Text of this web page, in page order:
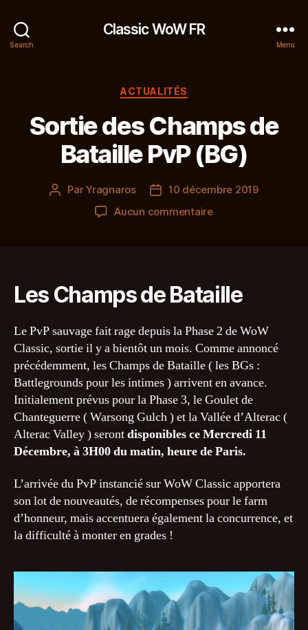
Search
Classic WoW FR
Menu
Catégories
ACTUALITÉS
Sortie des Champs de
Bataille PvP (BG)
Auteur
ParYragnaros
Date10 décembre 2019
Aucun commentairesur
Bataille
PvP
Les Champs de Bataille
Le PvP sauvage fait rage depuis la Phase 2 de WoW
Classic, sortie il y a bientôt un mois. Comme annoncé
précédemment, les Champs de Bataille ( les BGs :
Battlegrounds pour les intimes ) arrivent en avance.
Initialement prévus pour la Phase 3, le Goulet de
Chanteguerre ( Warsong Gulch ) et la Vallée d’Alterac (
Alterac Valley ) serontdisponibles ce Mercredi 11
Décembre, à 3H00 du matin, heure de Paris.
L’arrivée du PvP instancié sur WoW Classic apportera
son lot de nouveautés, de récompenses pour le farm
d’honneur, mais accentuera également la concurrence, et
la difficulté à monter en grades !